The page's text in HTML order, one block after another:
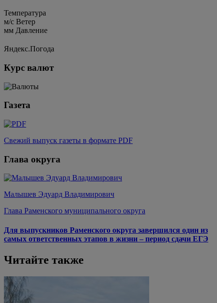
Температура
м/c Ветер
мм Давление
Яндекс.Погода
Курс валют
Газета
Свежий выпуск газеты в формате PDF
Глава округа
Малышев Эдуард Владимирович
Глава Раменского муниципального округа
Для выпускников Раменского округа завершился один из
самых ответственных этапов в жизни – период сдачи ЕГЭ
Читайте также